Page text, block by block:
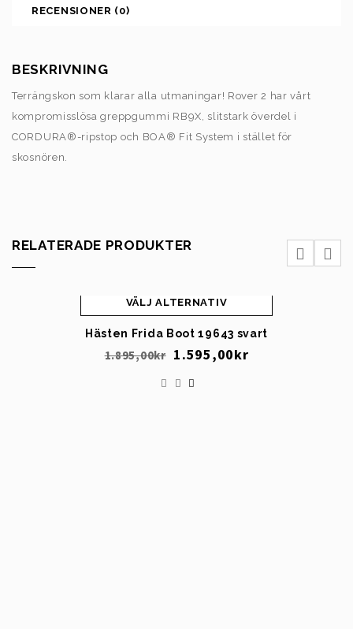
RECENSIONER (0)
BESKRIVNING
Terrängskon som klarar alla utmaningar! Rover 2 har vårt
kompromisslösa greppgummi RB9X, slitstark överdel i
CORDURA®-ripstop och BOA® Fit System i stället för
skosnören.
RELATERADE PRODUKTER
Hästen Frida Boot 19643 svart
1.895,00kr 1.595,00kr
VÄLJ ALTERNATIV